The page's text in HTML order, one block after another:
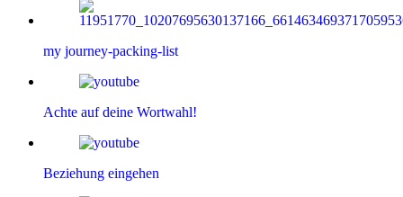
my journey-packing-list
Achte auf deine Wortwahl!
Beziehung eingehen